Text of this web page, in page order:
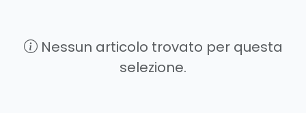
Nessun articolo trovato per questa
selezione.